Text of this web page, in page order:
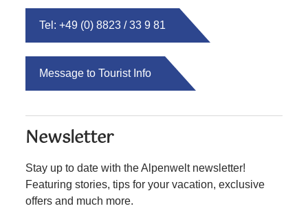
Tel: +49 (0) 8823 / 33 9 81
Message to Tourist Info
Newsletter
Stay up to date with the Alpenwelt newsletter!
Featuring stories, tips for your vacation, exclusive
offers and much more.